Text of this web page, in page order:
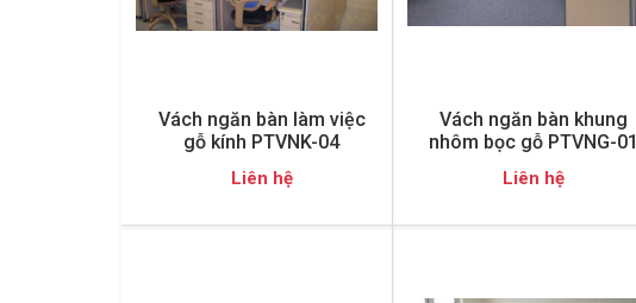
Vách ngăn bàn làm việc
gỗ kính PTVNK-04
Liên hệ
Vách ngăn bàn khung
nhôm bọc gỗ PTVNG-01
Liên hệ